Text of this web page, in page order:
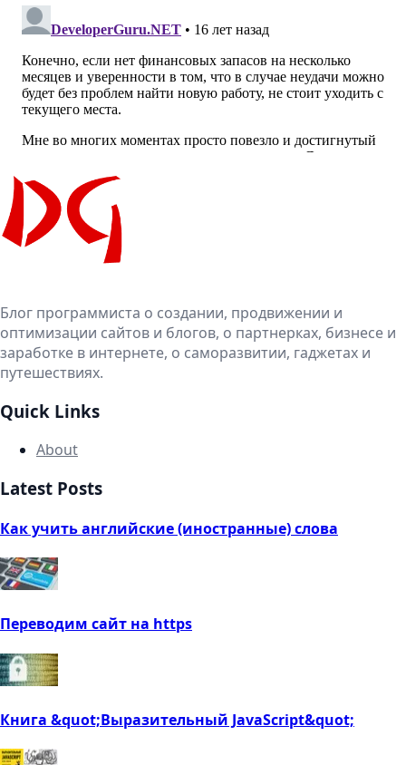
Блог программиста о создании, продвижении и
оптимизации сайтов и блогов, о партнерках, бизнесе и
заработке в интернете, о саморазвитии, гаджетах и
путешествиях.
Quick Links
About
Latest Posts
Как учить английские (иностранные) слова
Переводим сайт на https
Книга &quot;Выразительный JavaScript&quot;